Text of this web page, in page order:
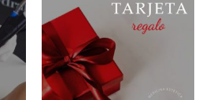
de
precios: